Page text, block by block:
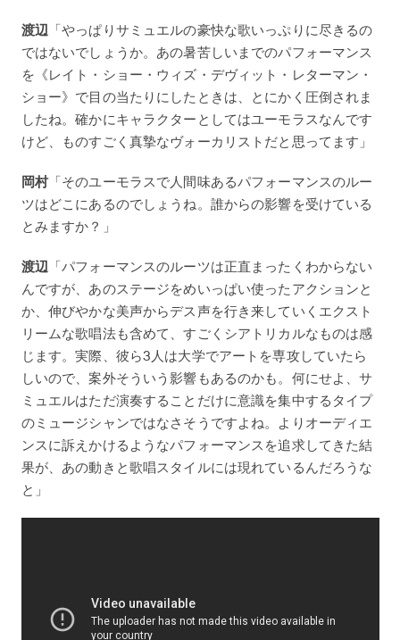
渡辺 「やっぱりサミュエルの豪快な歌いっぷりに尽きるの
ではないでしょうか。あの暑苦しいまでのパフォーマンス
を《レイト・ショー・ウィズ・デヴィット・レターマン・
ショー》で目の当たりにしたときは、とにかく圧倒されま
したね。確かにキャラクターとしてはユーモラスなんです
けど、ものすごく真摯なヴォーカリストだと思ってます」
岡村「そのユーモラスで人間味あるパフォーマンスのルー
ツはどこにあるのでしょうね。誰からの影響を受けている
とみますか？」
渡辺 「パフォーマンスのルーツは正直まったくわからない
んですが、あのステージをめいっぱい使ったアクションと
か、伸びやかな美声からデス声を行き来していくエクスト
リームな歌唱法も含めて、すごくシアトリカルなものは感
じます。実際、彼ら3人は大学でアートを専攻していたら
しいので、案外そういう影響もあるのかも。何にせよ、サ
ミュエルはただ演奏することだけに意識を集中するタイプ
のミュージシャンではなさそうですよね。よりオーディエ
ンスに訴えかけるようなパフォーマンスを追求してきた結
果が、あの動きと歌唱スタイルには現れているんだろうな
と」